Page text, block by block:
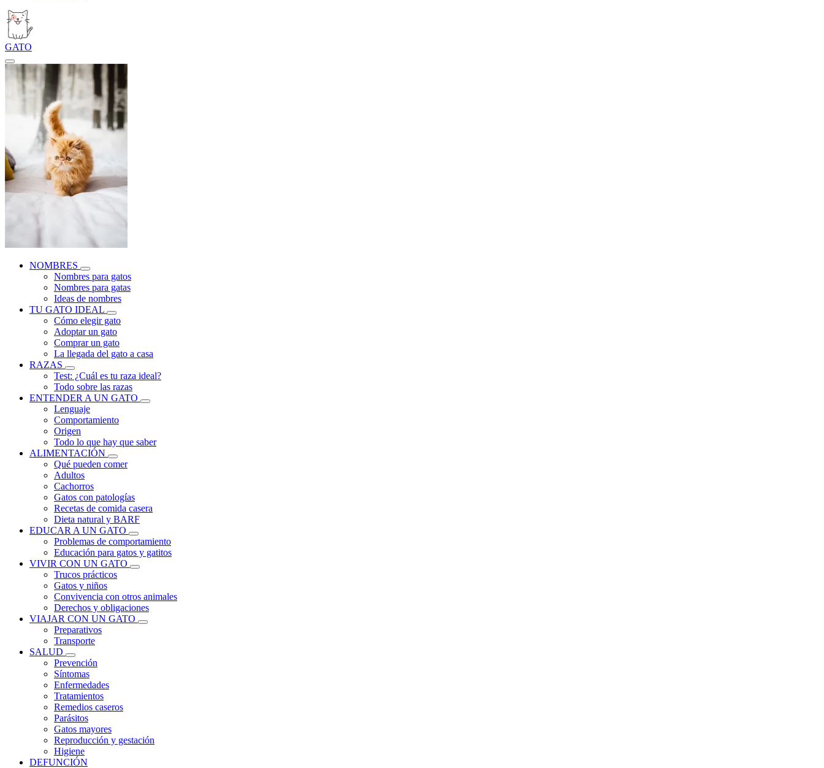
GATO
NOMBRES
Nombres para gatos
Nombres para gatas
Ideas de nombres
TU GATO IDEAL
Cómo elegir gato
Adoptar un gato
Comprar un gato
La llegada del gato a casa
RAZAS
Test: ¿Cuál es tu raza ideal?
Todo sobre las razas
ENTENDER A UN GATO
Lenguaje
Comportamiento
Origen
Todo lo que hay que saber
ALIMENTACIÓN
Qué pueden comer
Adultos
Cachorros
Gatos con patologías
Recetas de comida casera
Dieta natural y BARF
EDUCAR A UN GATO
Problemas de comportamiento
Educación para gatos y gatitos
VIVIR CON UN GATO
Trucos prácticos
Gatos y niños
Convivencia con otros animales
Derechos y obligaciones
VIAJAR CON UN GATO
Preparativos
Transporte
SALUD
Prevención
Síntomas
Enfermedades
Tratamientos
Remedios caseros
Parásitos
Gatos mayores
Reproducción y gestación
Higiene
DEFUNCIÓN